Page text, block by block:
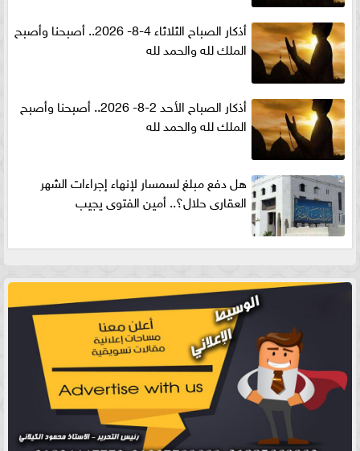
أذكار الصباح الثلاثاء 4-8- 2026.. أصبحنا وأصبح
الملك لله والحمد لله
أذكار الصباح الأحد 2-8- 2026.. أصبحنا وأصبح
الملك لله والحمد لله
هل دفع مبلغ لسمسار لإنهاء إجراءات الشهر
العقارى حلال؟.. أمين الفتوى يجيب